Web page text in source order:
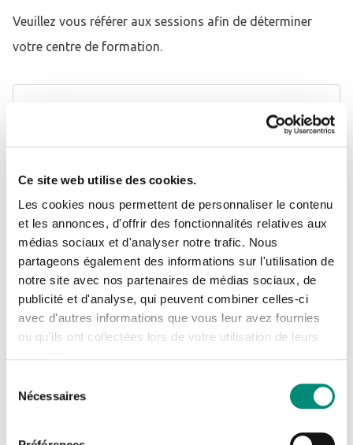
Ce site web utilise des cookies.
Les cookies nous permettent de personnaliser le contenu
et les annonces, d'offrir des fonctionnalités relatives aux
médias sociaux et d'analyser notre trafic. Nous
partageons également des informations sur l'utilisation de
notre site avec nos partenaires de médias sociaux, de
publicité et d'analyse, qui peuvent combiner celles-ci
avec d'autres informations que vous leur avez fournies
ou qu'ils ont collectées lors de votre utilisation de leurs
Nécessaires
Veuillez vous référer aux sessions afin de déterminer
votre centre de formation.
DE L'OiEAU 9 Avenue
Belmont
23300 LA SOUTERRAINE
Se connecter
J'ai déjà un compte
Adresse email *